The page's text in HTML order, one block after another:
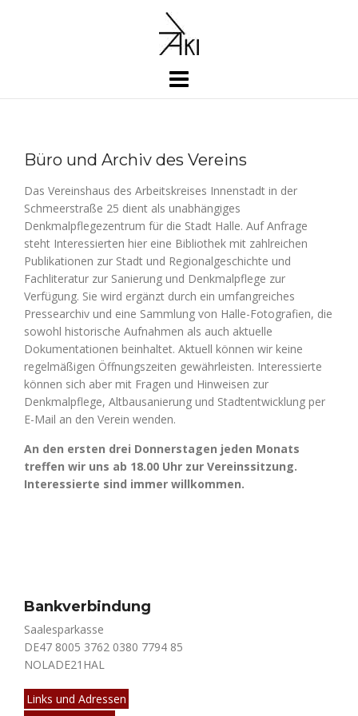
Büro und Archiv des Vereins
Das Vereinshaus des Arbeitskreises Innenstadt in der
Schmeerstraße 25 dient als unabhängiges
Denkmalpflegezentrum für die Stadt Halle. Auf Anfrage
steht Interessierten hier eine Bibliothek mit zahlreichen
Publikationen zur Stadt und Regionalgeschichte und
Fachliteratur zur Sanierung und Denkmalpflege zur
Verfügung. Sie wird ergänzt durch ein umfangreiches
Pressearchiv und eine Sammlung von Halle-Fotografien, die
sowohl historische Aufnahmen als auch aktuelle
Dokumentationen beinhaltet. Aktuell können wir keine
regelmäßigen Öffnungszeiten gewährleisten. Interessierte
können sich aber mit Fragen und Hinweisen zur
Denkmalpflege, Altbausanierung und Stadtentwicklung per
E-Mail an den Verein wenden.
An den ersten drei Donnerstagen jeden Monats
treffen wir uns ab 18.00 Uhr zur Vereinssitzung.
Interessierte sind immer willkommen.
Bankverbindung
Saalesparkasse
DE47 8005 3762 0380 7794 85
NOLADE21HAL
Links und Adressen